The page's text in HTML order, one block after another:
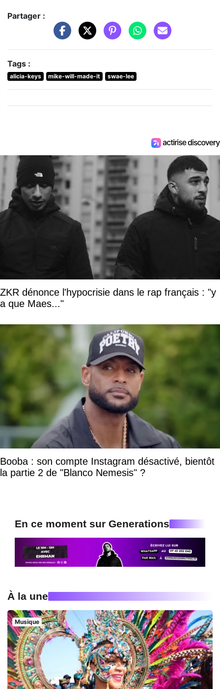
Partager :
Tags :
alicia-keys mike-will-made-it swae-lee
ZKR dénonce l'hypocrisie dans le rap français : "y
a que Maes..."
Booba : son compte Instagram désactivé, bientôt
la partie 2 de "Blanco Nemesis" ?
En ce moment sur Generations
À la une
Musique